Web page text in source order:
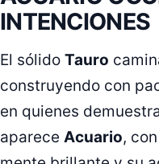
INTENCIONES
El sólido Tauro
construyendo con
en quienes
aparece Acuario,